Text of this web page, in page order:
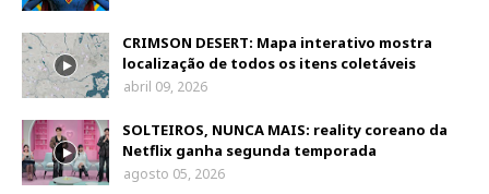
CRIMSON DESERT: Mapa interativo mostra
localização de todos os itens coletáveis
abril 09, 2026
SOLTEIROS, NUNCA MAIS: reality coreano da
Netflix ganha segunda temporada
agosto 05, 2026